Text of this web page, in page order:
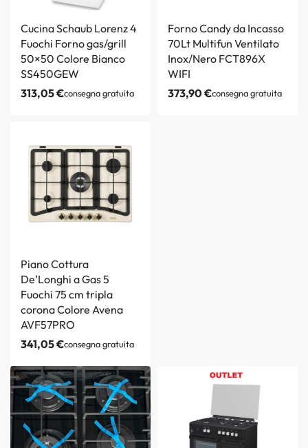
Cucina Schaub Lorenz 4
Fuochi Forno gas/grill
50×50 Colore Bianco
SS450GEW
313,05€consegna gratuita
Forno Candy da Incasso
70Lt Multifun Ventilato
Inox/Nero FCT896X
WIFI
373,90€consegna gratuita
Piano Cottura
De’Longhi a Gas 5
Fuochi 75 cm tripla
corona Colore Avena
AVF57PRO
341,05€consegna gratuita